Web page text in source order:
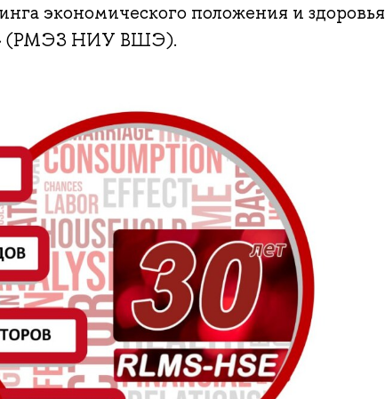
экономического положения и здоровья
(РМЭЗ НИУ ВШЭ).